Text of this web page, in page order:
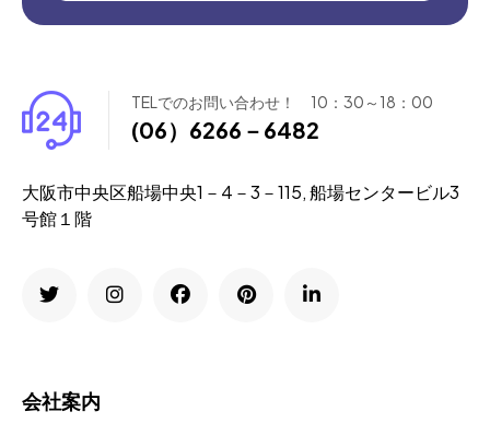
TELでのお問い合わせ！ 10：30～18：00
(06）6266－6482
大阪市中央区船場中央1－4－3－115, 船場センタービル3
号館１階
会社案内